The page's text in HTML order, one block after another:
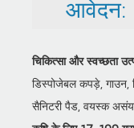
आवेदन:
चिकित्सा और स्वच्छता
डिस्पोजेबल कपड़े, गाउन,
सैनिटरी पैड, वयस्क